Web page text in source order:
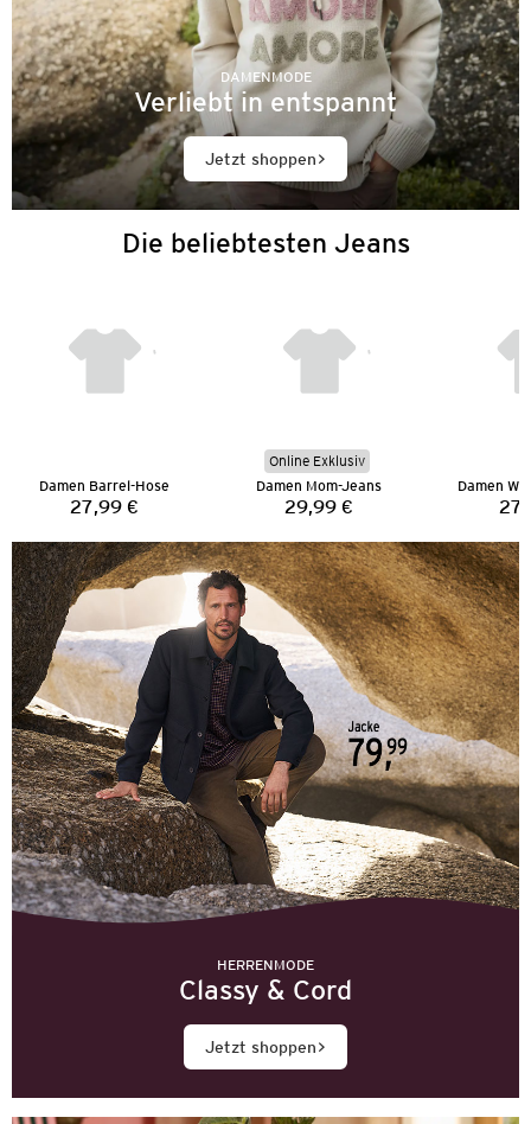
DAMENMODE
Verliebt in entspannt
Jetzt shoppen
Die beliebtesten Jeans
Damen Barrel-Hose
Preis:
27,99 €
Online Exklusiv
Damen Mom-Jeans
Preis:
29,99 €
Damen
HERRENMODE
Classy & Cord
Jetzt shoppen